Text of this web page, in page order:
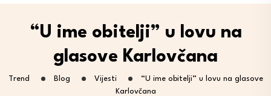
“U ime obitelji” u lovu na
glasove Karlovčana
Trend Blog Vijesti
“U ime obitelji” u lovu na glasove
Karlovčana